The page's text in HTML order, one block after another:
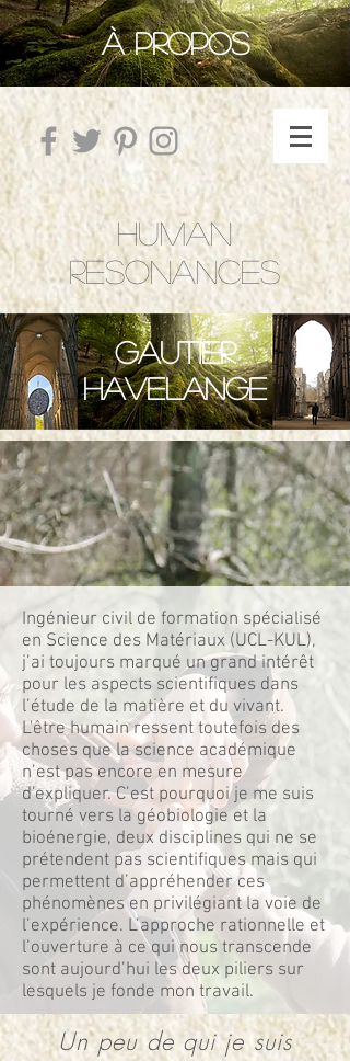
À PROPOS
HUMAN
RESONANCES
Gautier
Havelange
Ingénieur civil de formation spécialisé
en Science des Matériaux (UCL-KUL),
j’ai toujours marqué un grand intérêt
pour les aspects scientifiques dans
l’étude de la matière et du vivant.
L'être humain ressent toutefois des
choses que la science académique
n’est pas encore en mesure
d'expliquer. C’est pourquoi je me suis
tourné vers la géobiologie et la
bioénergie, deux disciplines qui ne se
prétendent pas scientifiques mais qui
permettent d’appréhender ces
phénomènes en privilégiant la voie de
l’expérience. L’approche rationnelle et
l’ouverture à ce qui nous transcende
sont aujourd’hui les deux piliers sur
lesquels je fonde mon travail.
Un peu de qui je suis